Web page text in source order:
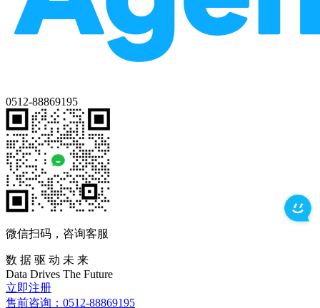
0512-88869195
微信扫码，咨询客服
数 据 驱 动 未 来
Data Drives The Future
立即注册
售前咨询：0512-88869195